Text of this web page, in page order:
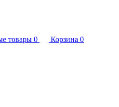
товары 0 Корзина 0